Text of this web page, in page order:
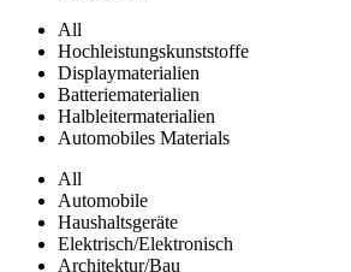
All
Hochleistungskunststoffe
Displaymaterialien
Batteriematerialien
Halbleitermaterialien
Automobiles Materials
All
Automobile
Haushaltsgeräte
Elektrisch/Elektronisch
Architektur/Bau